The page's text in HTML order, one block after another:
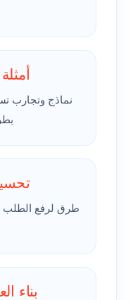
نماذج وتجارب
طرق لرفع الطلب
بناء